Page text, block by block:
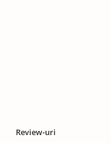
Review-uri